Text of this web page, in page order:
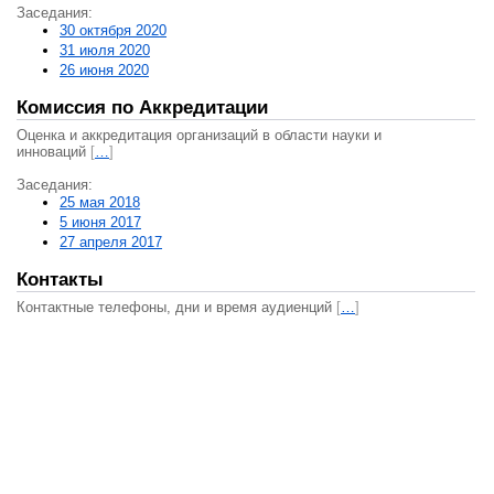
Заседания:
30 октября 2020
31 июля 2020
26 июня 2020
Комиссия по Аккредитации
Оценка и аккредитация организаций в области науки и
инноваций […]
Заседания:
25 мая 2018
5 июня 2017
27 апреля 2017
Контакты
Контактные телефоны, дни и время аудиенций […]